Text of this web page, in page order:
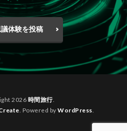
体験を投稿
2026 時間旅行.
. Powered byWordPress